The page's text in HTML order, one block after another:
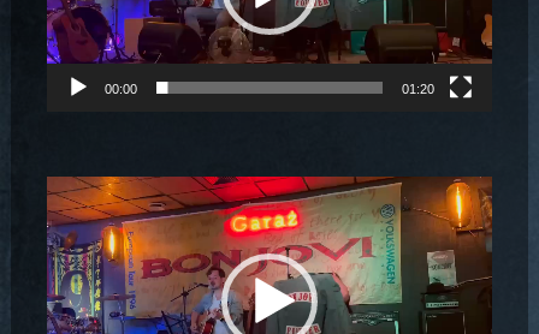
00:00 01:20
Odtwarzacz
video